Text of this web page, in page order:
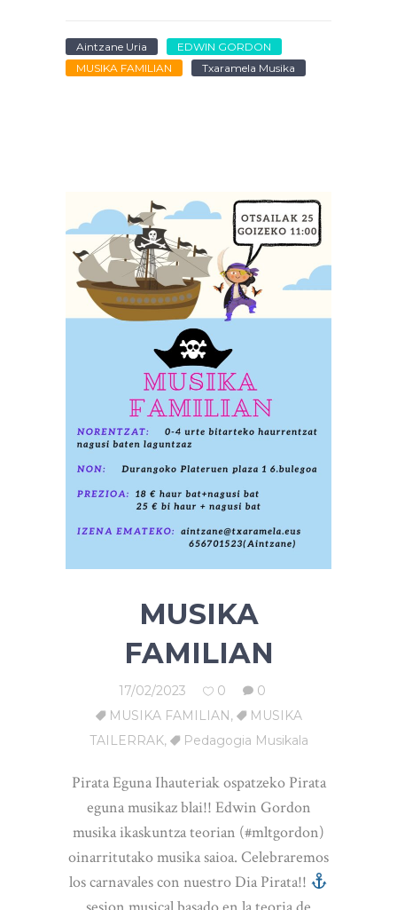
Aintzane Uria
EDWIN GORDON
MUSIKA FAMILIAN
Txaramela Musika
MUSIKA
FAMILIAN
17/02/2023 0
0
MUSIKA FAMILIAN,
MUSIKA
TAILERRAK, Pedagogia Musikala
Pirata Eguna Ihauteriak ospatzeko Pirata
eguna musikaz blai!! Edwin Gordon
musika ikaskuntza teorian (#mltgordon)
oinarritutako musika saioa. Celebraremos
los carnavales con nuestro Dia Pirata!!